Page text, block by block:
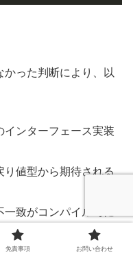
った判断により、以
インターフェース実装
り値型から期待される
一致がコンパイル時に
性ルールを覚える必要
免責事項 お問い合わせ